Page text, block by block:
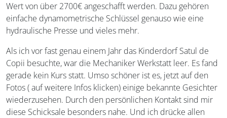
Wert von über 2700€ angeschafft werden. Dazu gehören
einfache dynamometrische Schlüssel genauso wie eine
hydraulische Presse und vieles mehr.
Als ich vor fast genau einem Jahr das Kinderdorf Satul de
Copii besuchte, war die Mechaniker Werkstatt leer. Es fand
gerade kein Kurs statt. Umso schöner ist es, jetzt auf den
Fotos ( auf weitere Infos klicken) einige bekannte Gesichter
wiederzusehen. Durch den persönlichen Kontakt sind mir
diese Schicksale besonders nahe. Und ich drücke allen